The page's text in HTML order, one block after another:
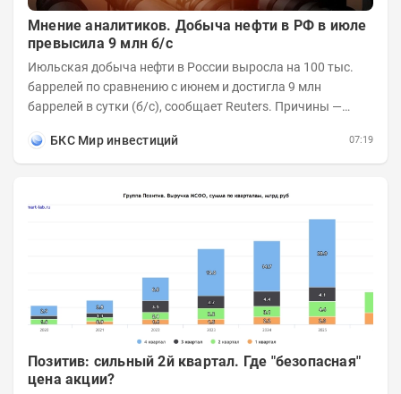
Мнение аналитиков. Добыча нефти в РФ в июле
превысила 9 млн б/с
Июльская добыча нефти в России выросла на 100 тыс.
баррелей по сравнению с июнем и достигла 9 млн
баррелей в сутки (б/с), сообщает Reuters. Причины —
БКС Мир инвестиций
07:19
Позитив: сильный 2й квартал. Где "безопасная"
цена акции?